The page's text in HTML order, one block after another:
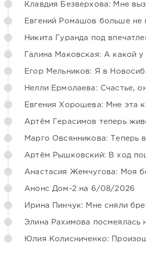
Клавдия Безверхова: Мне
Евгений Ромашов больше не
Никита Гуранда под
Галина Маковская: А какой у
Егор Мельников: Я в
Нелли Ермолаева: Счастье,
Евгения Хорошева: Мне эта
Артём Герасимов теперь
Марго Овсянникова: Теперь
Артём Рышковский: В ход
Анастасия Жемчугова: Моя
Анонс Дом-2 на 6/08/2026
Ирина Пинчук: Мне сняли
Элина Рахимова
Юлия Колисниченко: